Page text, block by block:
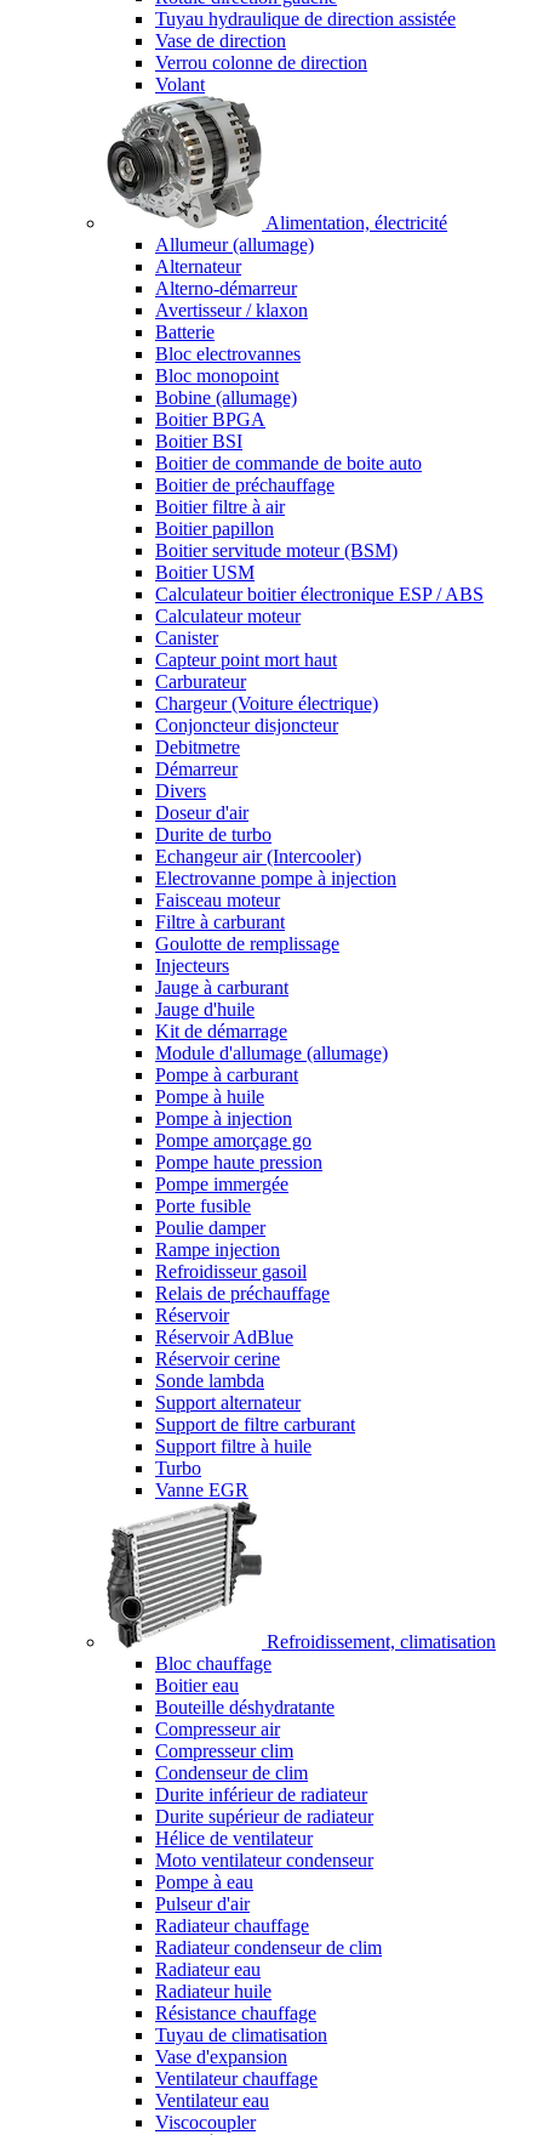
Tuyau hydraulique de direction assistée
Vase de direction
Verrou colonne de direction
Volant
Alimentation, électricité
Allumeur (allumage)
Alternateur
Alterno-démarreur
Avertisseur / klaxon
Batterie
Bloc electrovannes
Bloc monopoint
Bobine (allumage)
Boitier BPGA
Boitier BSI
Boitier de commande de boite auto
Boitier de préchauffage
Boitier filtre à air
Boitier papillon
Boitier servitude moteur (BSM)
Boitier USM
Calculateur boitier électronique ESP / ABS
Calculateur moteur
Canister
Capteur point mort haut
Carburateur
Chargeur (Voiture électrique)
Conjoncteur disjoncteur
Debitmetre
Démarreur
Divers
Doseur d'air
Durite de turbo
Echangeur air (Intercooler)
Electrovanne pompe à injection
Faisceau moteur
Filtre à carburant
Goulotte de remplissage
Injecteurs
Jauge à carburant
Jauge d'huile
Kit de démarrage
Module d'allumage (allumage)
Pompe à carburant
Pompe à huile
Pompe à injection
Pompe amorçage go
Pompe haute pression
Pompe immergée
Porte fusible
Poulie damper
Rampe injection
Refroidisseur gasoil
Relais de préchauffage
Réservoir
Réservoir AdBlue
Réservoir cerine
Sonde lambda
Support alternateur
Support de filtre carburant
Support filtre à huile
Turbo
Vanne EGR
Refroidissement, climatisation
Bloc chauffage
Boitier eau
Bouteille déshydratante
Compresseur air
Compresseur clim
Condenseur de clim
Durite inférieur de radiateur
Durite supérieur de radiateur
Hélice de ventilateur
Moto ventilateur condenseur
Pompe à eau
Pulseur d'air
Radiateur chauffage
Radiateur condenseur de clim
Radiateur eau
Radiateur huile
Résistance chauffage
Tuyau de climatisation
Vase d'expansion
Ventilateur chauffage
Ventilateur eau
Viscocoupler